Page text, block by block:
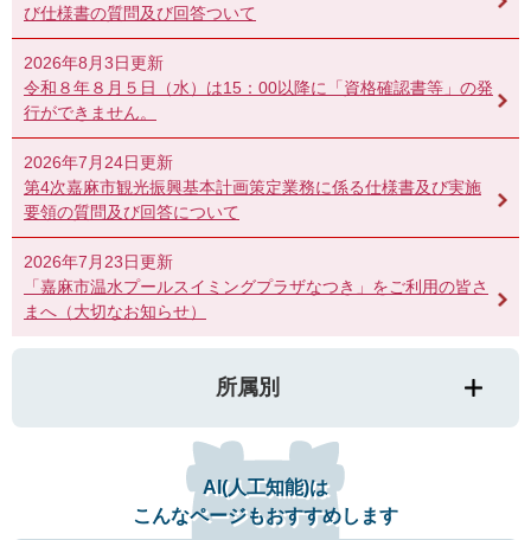
び仕様書の質問及び回答ついて
2026年8月3日更新
令和８年８月５日（水）は15：00以降に「資格確認書等」の発
行ができません。
2026年7月24日更新
第4次嘉麻市観光振興基本計画策定業務に係る仕様書及び実施
要領の質問及び回答について
2026年7月23日更新
「嘉麻市温水プールスイミングプラザなつき」をご利用の皆さ
まへ（大切なお知らせ）
所属別
AI(人工知能)は
こんなページもおすすめします